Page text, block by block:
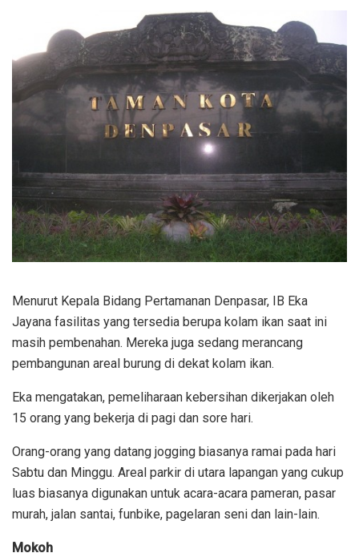
Menurut Kepala Bidang Pertamanan Denpasar, IB Eka
Jayana fasilitas yang tersedia berupa kolam ikan saat ini
masih pembenahan. Mereka juga sedang merancang
pembangunan areal burung di dekat kolam ikan.
Eka mengatakan, pemeliharaan kebersihan dikerjakan oleh
15 orang yang bekerja di pagi dan sore hari.
Orang-orang yang datang jogging biasanya ramai pada hari
Sabtu dan Minggu. Areal parkir di utara lapangan yang cukup
luas biasanya digunakan untuk acara-acara pameran, pasar
murah, jalan santai, funbike, pagelaran seni dan lain-lain.
Mokoh